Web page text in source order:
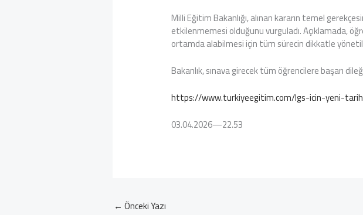
Milli Eğitim Bakanlığı, alınan kararın temel
etkilenmemesi olduğunu vurguladı. Açıklamada,
ortamda alabilmesi için tüm sürecin dikkatle
Bakanlık, sınava girecek tüm öğrencilere başarı
https://www.turkiyeegitim.com/lgs-icin-yeni-
03.04.2026—22.53
← Önceki Yazı